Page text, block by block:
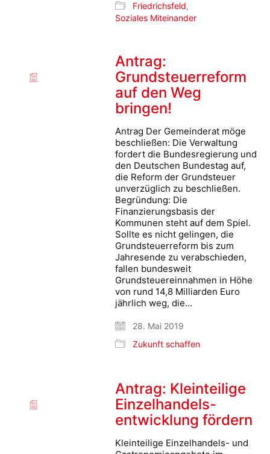
Friedrichsfeld,
Soziales Miteinander
Antrag:
Grundsteuerreform
auf den Weg
bringen!
Antrag Der Gemeinderat möge
beschließen: Die Verwaltung
fordert die Bundesregierung und
den Deutschen Bundestag auf,
die Reform der Grundsteuer
unverzüglich zu beschließen.
Begründung: Die
Finanzierungsbasis der
Kommunen steht auf dem Spiel.
Sollte es nicht gelingen, die
Grundsteuerreform bis zum
Jahresende zu verabschieden,
fallen bundesweit
Grundsteuereinnahmen in Höhe
von rund 14,8 Milliarden Euro
jährlich weg, die…
28. Mai 2019
Zukunft schaffen
Antrag: Kleinteilige
Einzelhandels-
entwicklung fördern
Kleinteilige Einzelhandels- und